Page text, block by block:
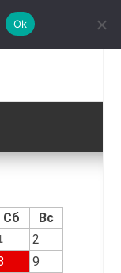
Сб Вс
2
9
Ok